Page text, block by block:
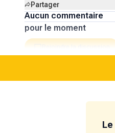
Partager
Aucun commentaire
pour le moment